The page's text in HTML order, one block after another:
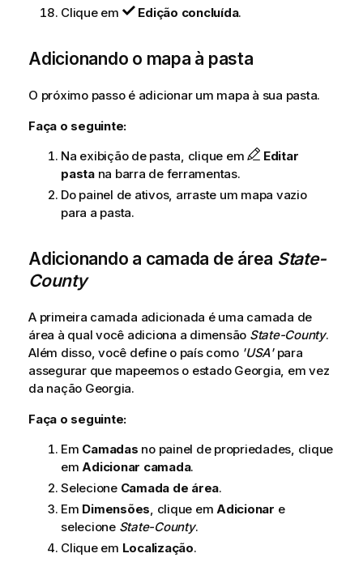
Clique em
Edição concluída.
Adicionando o mapa à pasta
O próximo passo é adicionar um mapa à sua pasta.
Faça o seguinte:
Na exibição de pasta, clique em
Editar
pastana barra de ferramentas.
Do painel de ativos, arraste um mapa vazio
para a pasta.
Adicionando a camada de área State-
County
A primeira camada adicionada é uma camada de
área à qual você adiciona a dimensão State-County.
Além disso, você define o país como 'USA'para
assegurar que mapeemos o estado Georgia, em vez
da nação Georgia.
Faça o seguinte:
Em Camadas no painel de propriedades, clique
em Adicionar camada.
Selecione Camada de área.
Em Dimensões , clique em Adicionar e
selecione State-County.
Clique em Localização.